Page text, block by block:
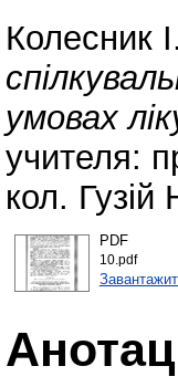
Колесник
умовах
учителя:
кол.
PDF
10.pdf